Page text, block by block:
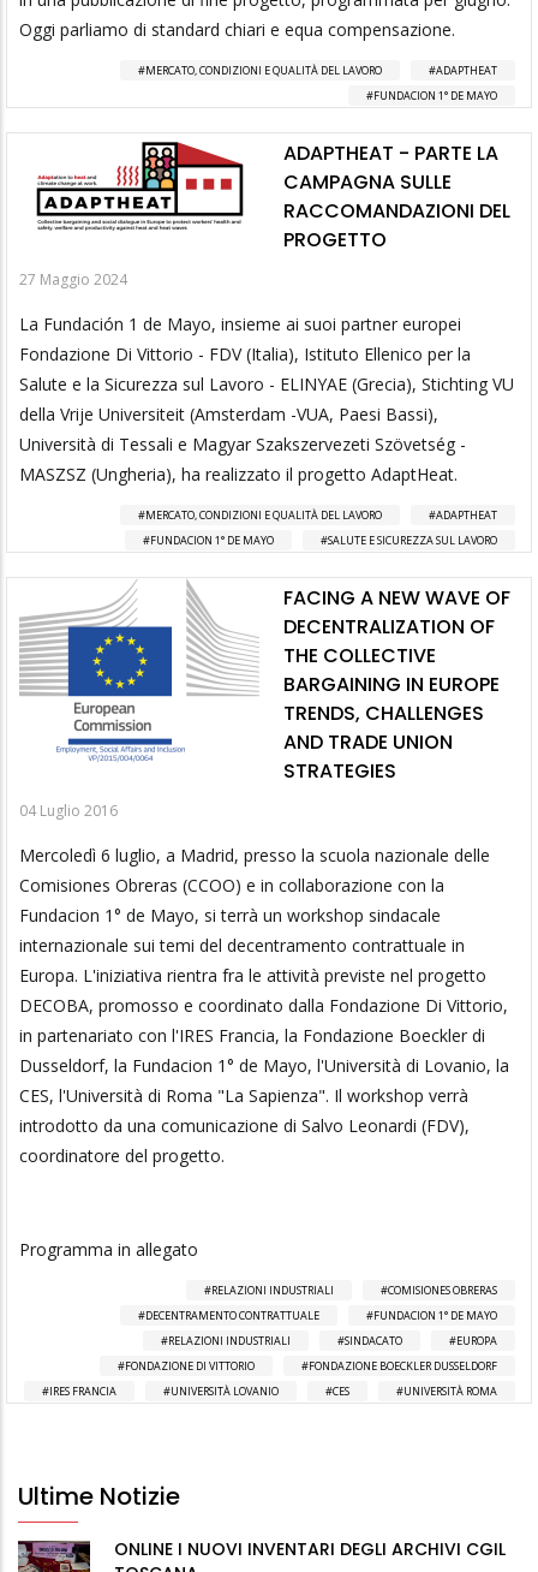
Oggi parliamo di standard chiari e equa compensazione.
MERCATO, CONDIZIONI E QUALITÀ DEL LAVORO
ADAPTHEAT
FUNDACION 1° DE MAYO
ADAPTHEAT - PARTE LA
CAMPAGNA SULLE
RACCOMANDAZIONI DEL
PROGETTO
27 Maggio 2024
La Fundación 1 de Mayo, insieme ai suoi partner europei
Fondazione Di Vittorio - FDV (Italia), Istituto Ellenico per la
Salute e la Sicurezza sul Lavoro - ELINYAE (Grecia), Stichting VU
della Vrije Universiteit (Amsterdam -VUA, Paesi Bassi),
Università di Tessali e Magyar Szakszervezeti Szövetség -
MASZSZ (Ungheria), ha realizzato il progetto AdaptHeat.
MERCATO, CONDIZIONI E QUALITÀ DEL LAVORO
ADAPTHEAT
FUNDACION 1° DE MAYO
SALUTE E SICUREZZA SUL LAVORO
FACING A NEW WAVE OF
DECENTRALIZATION OF
THE COLLECTIVE
BARGAINING IN EUROPE
TRENDS, CHALLENGES
AND TRADE UNION
STRATEGIES
04 Luglio 2016
Mercoledì 6 luglio, a Madrid, presso la scuola nazionale delle
Comisiones Obreras (CCOO) e in collaborazione con la
Fundacion 1° de Mayo, si terrà un workshop sindacale
internazionale sui temi del decentramento contrattuale in
Europa. L'iniziativa rientra fra le attività previste nel progetto
DECOBA, promosso e coordinato dalla Fondazione Di Vittorio,
in partenariato con l'IRES Francia, la Fondazione Boeckler di
Dusseldorf, la Fundacion 1° de Mayo, l'Università di Lovanio, la
CES, l'Università di Roma "La Sapienza". Il workshop verrà
introdotto da una comunicazione di Salvo Leonardi (FDV),
coordinatore del progetto.
Programma in allegato
RELAZIONI INDUSTRIALI
COMISIONES OBRERAS
DECENTRAMENTO CONTRATTUALE
FUNDACION 1° DE MAYO
RELAZIONI INDUSTRIALI
SINDACATO
EUROPA
FONDAZIONE DI VITTORIO
FONDAZIONE BOECKLER DUSSELDORF
IRES FRANCIA
UNIVERSITÀ LOVANIO CES UNIVERSITÀ ROMA
Ultime Notizie
ONLINE I NUOVI INVENTARI DEGLI ARCHIVI CGIL